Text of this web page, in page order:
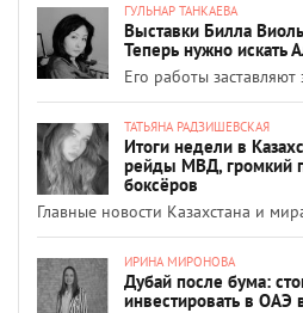
ГУЛЬНАР ТАНКАЕВА
Выставки Билла
Теперь нужно искать
Его работы заставляют
ТАТЬЯНА РАДЗИШЕВСКАЯ
Итоги недели в
рейды МВД, громкий
боксёров
Главные новости Казахстана и
ИРИНА МИРОНОВА
Дубай после бума:
инвестировать в ОАЭ